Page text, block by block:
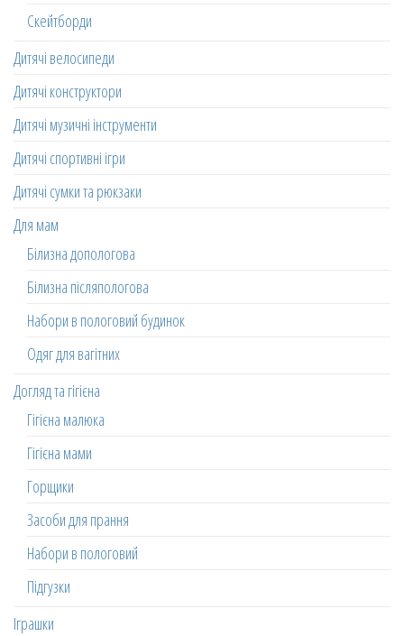
Скейтборди
Дитячі велосипеди
Дитячі конструктори
Дитячі музичні інструменти
Дитячі спортивні ігри
Дитячі сумки та рюкзаки
Для мам
Білизна допологова
Білизна післяпологова
Набори в пологовий будинок
Одяг для вагітних
Догляд та гігієна
Гігієна малюка
Гігієна мами
Горщики
Засоби для прання
Набори в пологовий
Підгузки
Іграшки